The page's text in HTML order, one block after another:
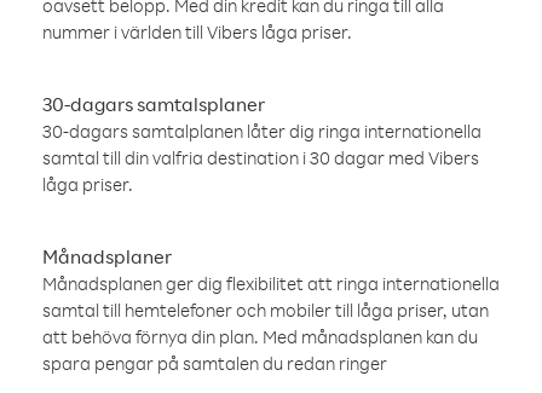
oavsett belopp. Med din kredit kan du ringa till alla
nummer i världen till Vibers låga priser.
30-dagars samtalsplaner
30-dagars samtalplanen låter dig ringa internationella
samtal till din valfria destination i 30 dagar med Vibers
låga priser.
Månadsplaner
Månadsplanen ger dig flexibilitet att ringa internationella
samtal till hemtelefoner och mobiler till låga priser, utan
att behöva förnya din plan. Med månadsplanen kan du
spara pengar på samtalen du redan ringer